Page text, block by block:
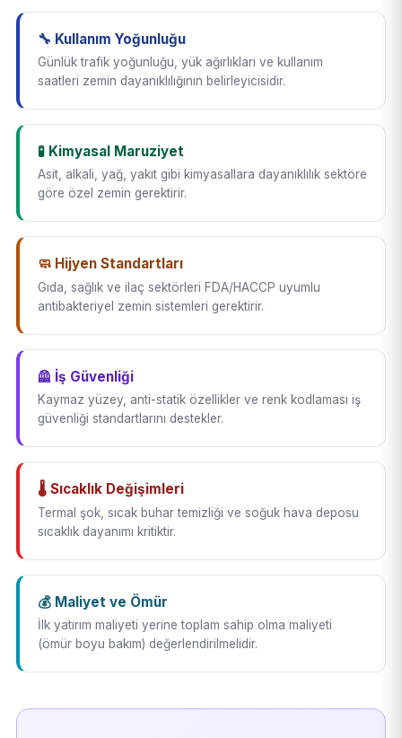
🔧 Kullanım Yoğunluğu
Günlük trafik yoğunluğu, yük ağırlıkları ve kullanım
saatleri zemin dayanıklılığının belirleyicisidir.
🧪 Kimyasal Maruziyet
Asit, alkali, yağ, yakıt gibi kimyasallara dayanıklılık sektöre
göre özel zemin gerektirir.
🧼 Hijyen Standartları
Gıda, sağlık ve ilaç sektörleri FDA/HACCP uyumlu
antibakteriyel zemin sistemleri gerektirir.
🦺 İş Güvenliği
Kaymaz yüzey, anti-statik özellikler ve renk kodlaması iş
güvenliği standartlarını destekler.
🌡️ Sıcaklık Değişimleri
Termal şok, sıcak buhar temizliği ve soğuk hava deposu
sıcaklık dayanımı kritiktir.
💰 Maliyet ve Ömür
İlk yatırım maliyeti yerine toplam sahip olma maliyeti
(ömür boyu bakım) değerlendirilmelidir.